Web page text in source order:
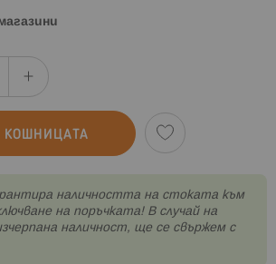
наличността на стоката към
на поръчката! В случай на
наличност, ще се свържем с